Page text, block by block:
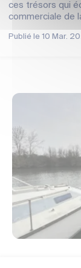
ces trésors qui
commerciale de
Publié le 10 Mar.